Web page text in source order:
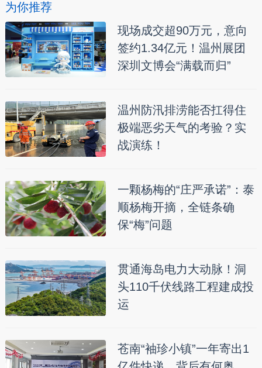
为你推荐
现场成交超90万元，意向
签约1.34亿元！温州展团
深圳文博会“满载而归”
温州防汛排涝能否扛得住
极端恶劣天气的考验？实
战演练！
一颗杨梅的“庄严承诺”：泰
顺杨梅开摘，全链条确
保“梅”问题
贯通海岛电力大动脉！洞
头110千伏线路工程建成投
运
苍南“袖珍小镇”一年寄出1